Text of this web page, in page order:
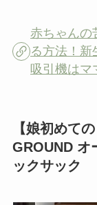
赤ちゃんの
る方法！新
吸引機は
【娘初めて
GROUND オ
ックサック